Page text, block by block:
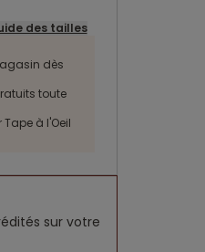
des tailles
dès
toute
à l'Oeil
sur votre